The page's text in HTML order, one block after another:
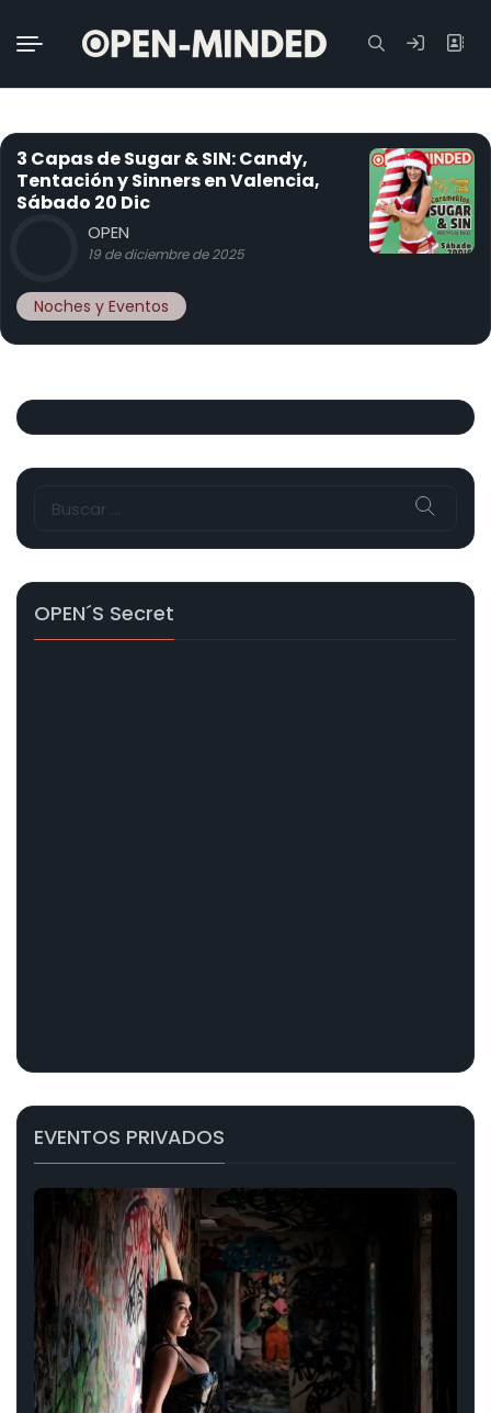
Buscar:
3 Capas de Sugar & SIN: Candy,
Tentación y Sinners en Valencia,
Sábado 20 Dic
OPEN
19 de diciembre de 2025
Noches y Eventos
OPEN´s Secret
EVENTOS PRIVADOS